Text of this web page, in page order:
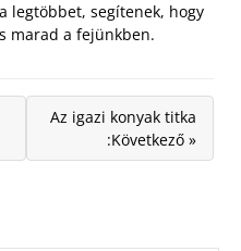
legtöbbet, segítenek, hogy
marad a fejünkben.
Az igazi konyak titka
:Következő »